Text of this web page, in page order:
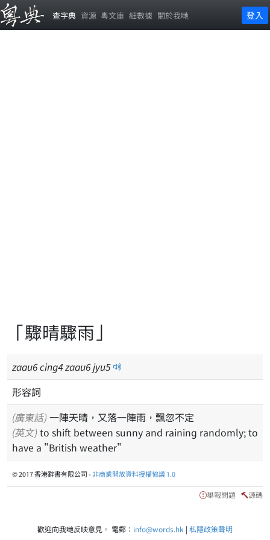
查字典 資源 粵文庫 細數據 關於我哋 登入
「驟晴驟雨」
zaau6cing4zaau6jyu5
形容詞
(廣東話) 一陣天晴，又落一陣雨，飄忽不定
(英文) to shift between sunny and raining randomly; to
have a "British weather"
© 2017 香港辭書有限公司 -非商業開放資料授權協議 1.0
舉報問題 源碼
歡迎向我哋反映意見。 電郵： info@words.hk | 私隱政策聲明